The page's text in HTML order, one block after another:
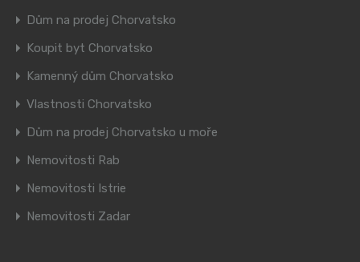
Dům na prodej Chorvatsko
Koupit byt Chorvatsko
Kamenný dům Chorvatsko
Vlastnosti Chorvatsko
Dům na prodej Chorvatsko u moře
Nemovitosti Rab
Nemovitosti Istrie
Nemovitosti Zadar